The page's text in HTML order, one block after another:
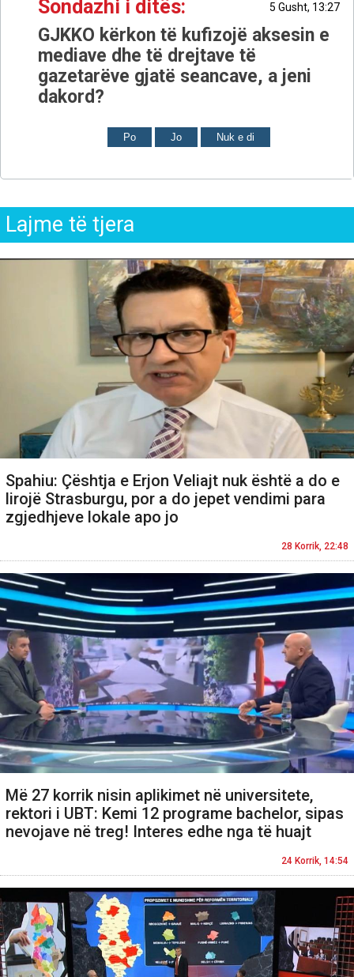
Sondazhi i ditës: 5 Gusht, 13:27
GJKKO kërkon të kufizojë aksesin e
mediave dhe të drejtave të
gazetarëve gjatë seancave, a jeni
dakord?
Po Jo Nuk e di
Lajme të tjera
Spahiu: Çështja e Erjon Veliajt nuk është a do e
lirojë Strasburgu, por a do jepet vendimi para
zgjedhjeve lokale apo jo
28 Korrik, 22:48
Më 27 korrik nisin aplikimet në universitete,
rektori i UBT: Kemi 12 programe bachelor, sipas
nevojave në treg! Interes edhe nga të huajt
24 Korrik, 14:54